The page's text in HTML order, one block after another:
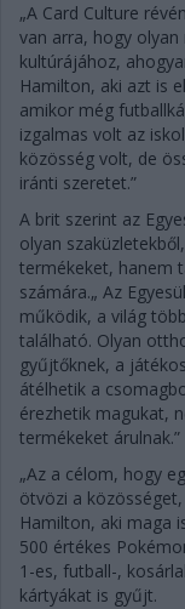
„A Card Culture
van arra, hogy
kultúrájához,
Hamilton, aki azt is
amikor még
izgalmas volt az
közösség volt, de
iránti szeretet.”
A brit szerint az
olyan
termékeket, hanem
számára.„ Az
működik, a világ
található. Olyan
gyűjtőknek, a
átélhetik a
érezhetik magukat,
termékeket árulnak.”
„Az a célom, hogy
ötvözi a
Hamilton, aki maga
500 értékes
1-es, futball-,
kártyákat is gyűjt.